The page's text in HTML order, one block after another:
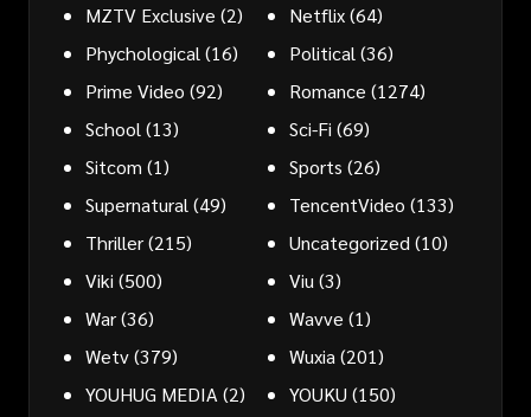
MZTV Exclusive (2) Netflix(64)
Phychological (16) Political (36)
Prime Video (92) Romance (1274)
School (13) Sci-Fi (69)
Sitcom (1) Sports (26)
Supernatural (49) TencentVideo (133)
Thriller(215) Uncategorized (10)
Viki (500) Viu (3)
War(36) Wavve (1)
Wetv(379) Wuxia (201)
YOUHUG MEDIA (2) YOUKU (150)